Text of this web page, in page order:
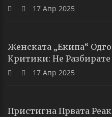
17 Апр 2025
Женската „екипа“
Критики: Не
17 Апр 2025
Пристигна Првата